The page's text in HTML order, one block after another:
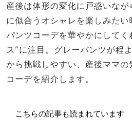
産後は体形の変化に戸惑いなが
に似合うオシャレを楽しみたい
パンツコーデを華やかにして
ス”に注目。グレーパンツが程
から挑戦しやすい、産後ママ
コーデを紹介します。
こちらの記事も読まれています